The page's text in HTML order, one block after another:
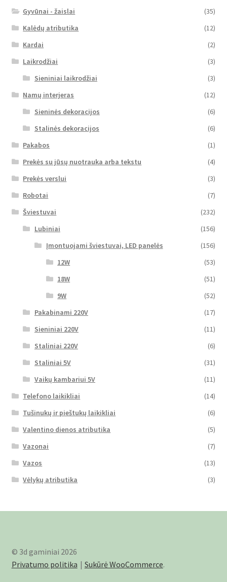
Gyvūnai - žaislai
(35)
Kalėdų atributika
(12)
Kardai
(2)
Laikrodžiai
(3)
Sieniniai laikrodžiai
(3)
Namų interjeras
(12)
Sieninės dekoracijos
(6)
Stalinės dekoracijos
(6)
Pakabos
(1)
Prekės su jūsų nuotrauka arba tekstu
(4)
Prekės verslui
(3)
Robotai
(7)
Šviestuvai
(232)
Lubiniai
(156)
Įmontuojami šviestuvai, LED panelės
(156)
12W
(53)
18W
(51)
9W
(52)
Pakabinami 220V
(17)
Sieniniai 220V
(11)
Staliniai 220V
(6)
Staliniai 5V
(31)
Vaikų kambariui 5V
(11)
Telefono laikikliai
(14)
Tušinukų ir pieštukų laikikliai
(6)
Valentino dienos atributika
(5)
Vazonai
(7)
Vazos
(13)
Vėlykų atributika
(3)
© 3d gaminiai 2026
Privatumo politika
Sukūrė WooCommerce.